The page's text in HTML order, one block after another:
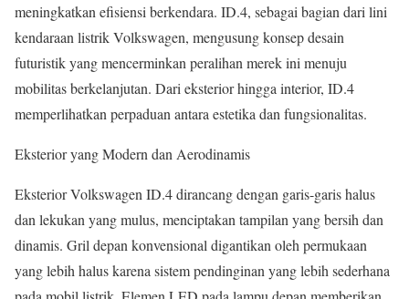
meningkatkan efisiensi berkendara. ID.4, sebagai bagian dari lini
kendaraan listrik Volkswagen, mengusung konsep desain
futuristik yang mencerminkan peralihan merek ini menuju
mobilitas berkelanjutan. Dari eksterior hingga interior, ID.4
memperlihatkan perpaduan antara estetika dan fungsionalitas.
Eksterior yang Modern dan Aerodinamis
Eksterior Volkswagen ID.4 dirancang dengan garis-garis halus
dan lekukan yang mulus, menciptakan tampilan yang bersih dan
dinamis. Gril depan konvensional digantikan oleh permukaan
yang lebih halus karena sistem pendinginan yang lebih sederhana